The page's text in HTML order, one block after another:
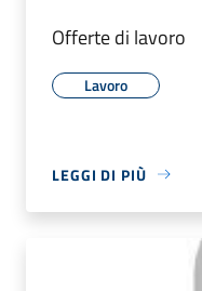
Offerte di lavoro
Lavoro
LEGGI DI PIÙ